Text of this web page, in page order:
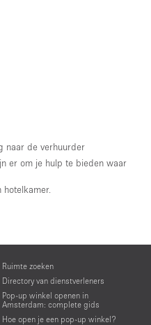
naar de verhuurder
er om je hulp te bieden waar
Ruimte zoeken
Directory van dienstverleners
Pop-up winkel openen in
Amsterdam: complete gids
Hoe open je een pop-up winkel?